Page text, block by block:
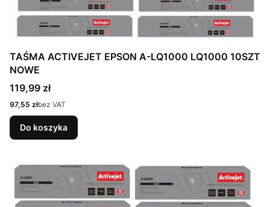
TAŚMA ACTIVEJET EPSON A-LQ1000 LQ1000 10SZT
NOWE
Cena
119,99 zł
Cena
97,55 złbez VAT
Do koszyka